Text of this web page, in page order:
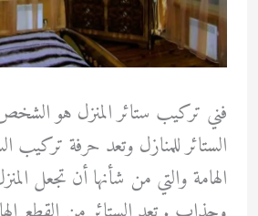
فني تركيب ستائر المنزل هو
الستائر للمنازل وتعد حرفة تركيب
الهامة والتي من شأنها أن تجعل